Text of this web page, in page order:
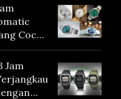
Cocok
Jam